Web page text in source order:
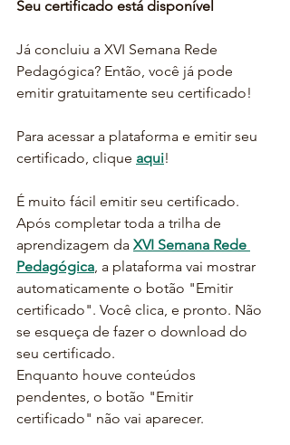
Seu certificado está disponível
Já concluiu a XVI Semana Rede
Pedagógica? Então, você já pode
emitir gratuitamente seu certificado!
Para acessar a plataforma e emitir seu
certificado, clique aqui!
É muito fácil emitir seu certificado.
Após completar toda a trilha de
aprendizagem da XVI Semana Rede
Pedagógica, a plataforma vai mostrar
automaticamente o botão "Emitir
certificado". Você clica, e pronto. Não
se esqueça de fazer o download do
seu certificado.
Enquanto houve conteúdos
pendentes, o botão "Emitir
certificado" não vai aparecer.